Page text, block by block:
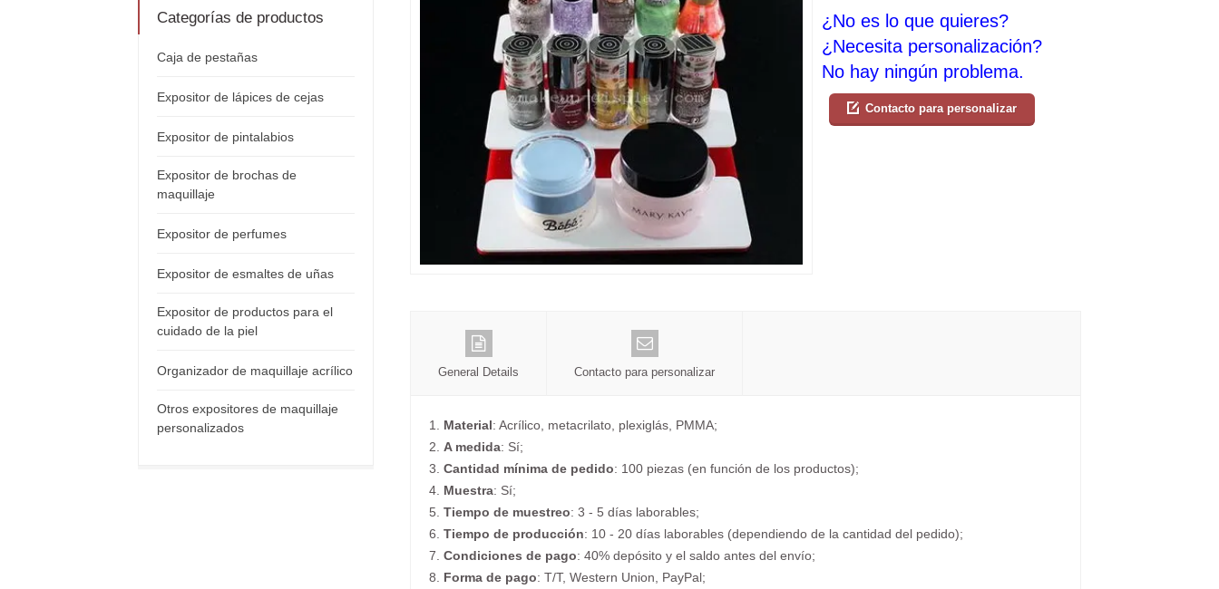
¿No es lo que quieres?
¿Necesita personalización?
No hay ningún problema.
Contacto para personalizar
General Details Contacto para personalizar
1. Material: Acrílico, metacrilato, plexiglás, PMMA;
2. A medida: Sí;
3. Cantidad mínima de pedido: 100 piezas (en función de los productos);
4. Muestra: Sí;
5. Tiempo de muestreo: 3 - 5 días laborables;
6. Tiempo de producción: 10 - 20 días laborables (dependiendo de la cantidad del pedido);
7. Condiciones de pago: 40% depósito y el saldo antes del envío;
8. Forma de pago: T/T, Western Union, PayPal;
Categorías de productos
Caja de pestañas
Expositor de lápices de cejas
Expositor de pintalabios
Expositor de brochas de
maquillaje
Expositor de perfumes
Expositor de esmaltes de uñas
Expositor de productos para el
cuidado de la piel
Organizador de maquillaje acrílico
Otros expositores de maquillaje
personalizados